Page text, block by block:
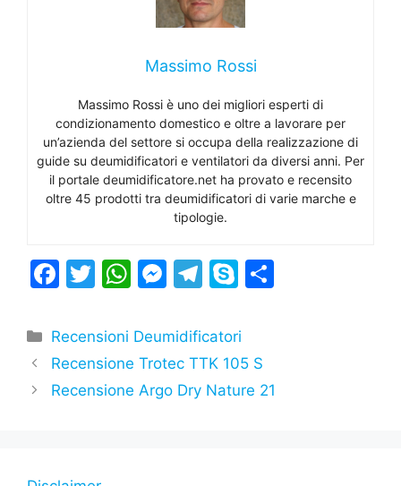
Massimo Rossi
Massimo Rossi è uno dei migliori esperti di
condizionamento domestico e oltre a lavorare per
un’azienda del settore si occupa della realizzazione di
guide su deumidificatori e ventilatori da diversi anni. Per
il portale deumidificatore.net ha provato e recensito
oltre 45 prodotti tra deumidificatori di varie marche e
tipologie.
F
c
e
b
k
T
itt
er
W
at
s
A
M
s
s
e
T
e
gr
a
S
y
p
e
Categorie
Recensioni Deumidificatori
Recensione Trotec TTK 105 S
Recensione Argo Dry Nature 21